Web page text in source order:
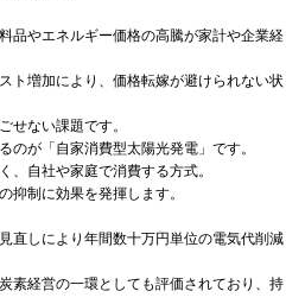
品やエネルギー価格の高騰が家計や企業経
ト増加により、価格転嫁が避けられない状
せない課題です。
のが「自家消費型太陽光発電」です。
、自社や家庭で消費する方式。
抑制に効果を発揮します。
直しにより年間数十万円単位の電気代削減
素経営の一環としても評価されており、持